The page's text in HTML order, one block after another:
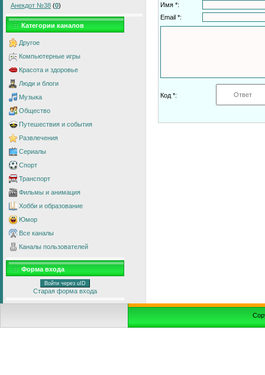
Анекдот №38 (0)
Категории каналов
Другое
Компьютерные игры
Красота и здоровье
Люди и блоги
Музыка
Общество
Путешествия и события
Развлечения
Сериалы
Спорт
Транспорт
Фильмы и анимация
Хобби и образование
Юмор
Все каналы
Каналы пользователей
Форма входа
Войти через uID
Старая форма входа
Имя *:
Email *:
Код *: